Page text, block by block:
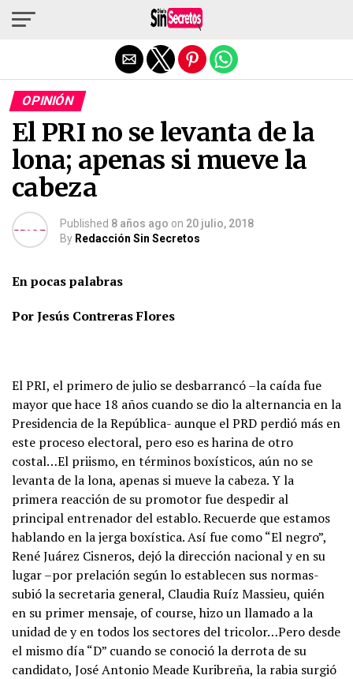
OPINIÓN
El PRI no se levanta de la
lona; apenas si mueve la
cabeza
Published 8 años ago on 20 julio, 2018
By Redacción Sin Secretos
En pocas palabras
Por Jesús Contreras Flores
El PRI, el primero de julio se desbarrancó –la caída fue
mayor que hace 18 años cuando se dio la alternancia en la
Presidencia de la República- aunque el PRD perdió más en
este proceso electoral, pero eso es harina de otro
costal…El priismo, en términos boxísticos, aún no se
levanta de la lona, apenas si mueve la cabeza. Y la
primera reacción de su promotor fue despedir al
principal entrenador del establo. Recuerde que estamos
hablando en la jerga boxística. Así fue como “El negro”,
René Juárez Cisneros, dejó la dirección nacional y en su
lugar –por prelación según lo establecen sus normas-
subió la secretaria general, Claudia Ruíz Massieu, quién
en su primer mensaje, of course, hizo un llamado a la
unidad de y en todos los sectores del tricolor…Pero desde
el mismo día “D” cuando se conoció la derrota de su
candidato, José Antonio Meade Kuribreña, la rabia surgió
Salir de la versión móvil